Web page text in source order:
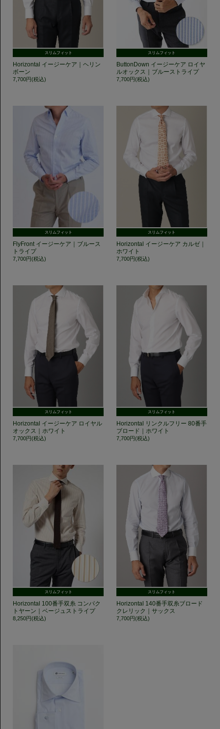
スリムフィット
Horizontal イージーケア｜ヘリン
ボーン
7,700円(税込)
スリムフィット
ButtonDown イージーケア ロイヤ
ルオックス｜ブルーストライプ
7,700円(税込)
スリムフィット
FlyFront イージーケア｜ブルース
トライプ
7,700円(税込)
スリムフィット
Horizontal イージーケア カルゼ｜
ホワイト
7,700円(税込)
スリムフィット
Horizontal イージーケア ロイヤル
オックス｜ホワイト
7,700円(税込)
スリムフィット
Horizontal リンクルフリー 80番手
ブロード｜ホワイト
7,700円(税込)
スリムフィット
Horizontal 100番手双糸 コンパク
トヤーン｜ベージュストライプ
8,250円(税込)
スリムフィット
Horizontal 140番手双糸ブロード
クレリック｜サックス
7,700円(税込)